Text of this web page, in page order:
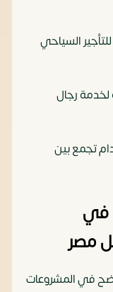
السياحي
لخدمة رجال
تجمع بين
في
مصر
في المشروعات